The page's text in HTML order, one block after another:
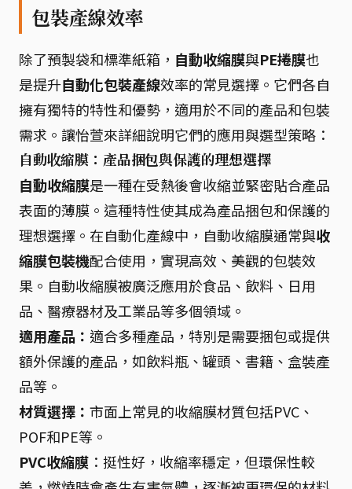
包裝產線效率
除了預製袋和標準紙箱， 自動收縮膜與PE捲膜也
是提升自動化包裝產線效率的常見選擇。它們各自
擁有獨特的特性和優勢，適用於不同的產品和包裝
需求。讓怡萱來詳細說明它們的應用與選型策略：
自動收縮膜：產品捆包與保護的理想選擇
自動收縮膜是一種在受熱後會收縮並緊密貼合產品
表面的薄膜。這種特性使其成為產品捆包和保護的
理想選擇。在自動化產線中，自動收縮膜通常與收
縮膜包裝機配合使用，實現高效、美觀的包裝效
果。自動收縮膜被廣泛應用於食品、飲料、日用
品、醫療器材及工業品等多個領域。
適用產品： 適合多種產品，特別是需要捆包或提供
額外保護的產品，如飲料瓶、罐頭、書籍、盒裝產
品等。
材質選擇： 市面上常見的收縮膜材質包括PVC、
POF和PE等。
PVC收縮膜 ：挺性好，收縮率穩定，但環保性較